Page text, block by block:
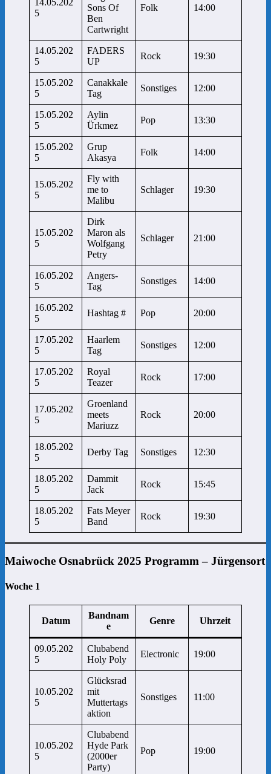
5
Sons Of
Ben
Cartwright
Folk 14:00
14.05.202
5
FADERS
UP
Rock 19:30
15.05.202
5
Canakkale
Tag
Sonstiges 12:00
15.05.202
5
Aylin
Ürkmez
Pop 13:30
15.05.202
5
Grup
Akasya
Folk 14:00
15.05.202
5
Fly with
me to
Malibu
Schlager 19:30
15.05.202
5
Dirk
Maron als
Wolfgang
Petry
Schlager 21:00
16.05.202
5
Angers-
Tag
Sonstiges 14:00
16.05.202
5
Hashtag # Pop 20:00
17.05.202
5
Haarlem
Tag
Sonstiges 12:00
17.05.202
5
Royal
Teazer
Rock 17:00
17.05.202
5
Groenland
meets
Mariuzz
Rock 20:00
18.05.202
5
Derby Tag Sonstiges 12:30
18.05.202
5
Dammit
Jack
Rock 15:45
18.05.202
5
Fats Meyer
Band
Rock 19:30
Maiwoche Osnabrück 2025 Programm – Jürgensort
Woche 1
Datum
Bandnam
e
Genre Uhrzeit
09.05.202
5
Clubabend
Holy Poly
Electronic 19:00
10.05.202
5
Glücksrad
mit
Muttertags
aktion
Sonstiges 11:00
10.05.202
5
Clubabend
Hyde Park
(2000er
Party)
Pop 19:00